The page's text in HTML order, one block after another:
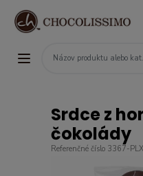
Srdce z
čokolády
Referenčné číslo 3367-